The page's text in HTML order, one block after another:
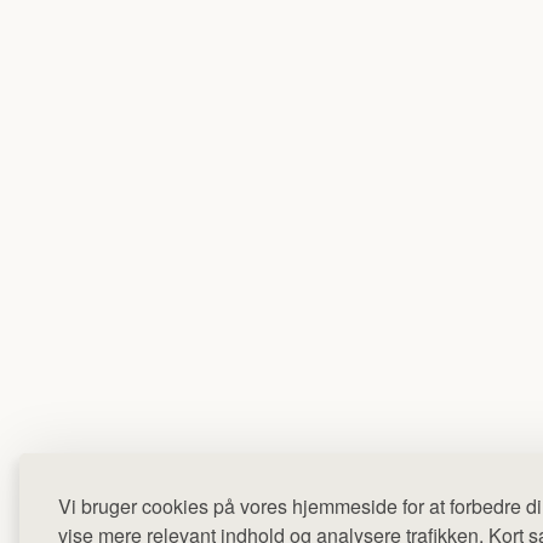
Vi bruger cookies på vores hjemmeside for at forbedre
vise mere relevant indhold og analysere trafikken. Kort